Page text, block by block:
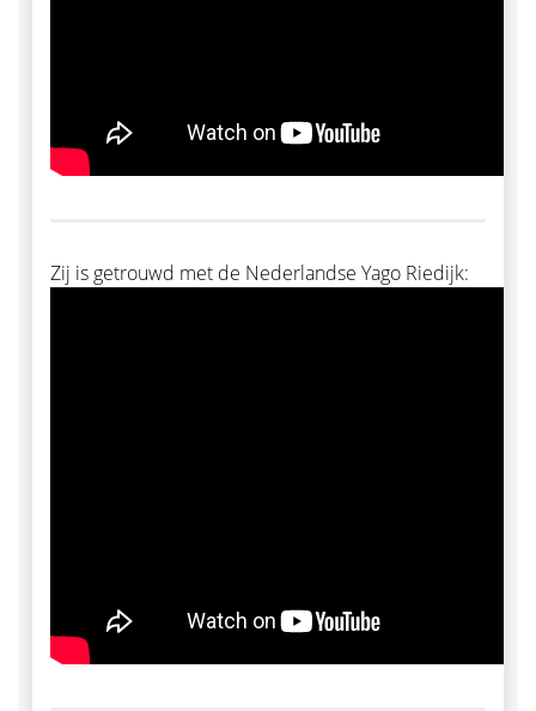
Zij is getrouwd met de Nederlandse Yago Riedijk: